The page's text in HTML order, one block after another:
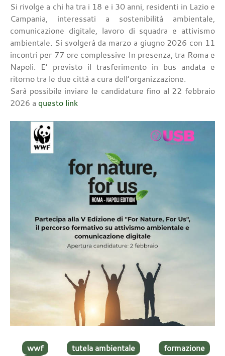
Si rivolge a chi ha tra i 18 e i 30 anni, residenti in Lazio e
Campania, interessati a sostenibilità ambientale,
comunicazione digitale, lavoro di squadra e attivismo
ambientale. Si svolgerà da marzo a giugno 2026 con 11
incontri per 77 ore complessive In presenza, tra Roma e
Napoli. E’ previsto il trasferimento in bus andata e
ritorno tra le due città a cura dell’organizzazione.
Sarà possibile inviare le candidature fino al 22 febbraio
2026 a questo link
wwf tutela ambientale
formazione